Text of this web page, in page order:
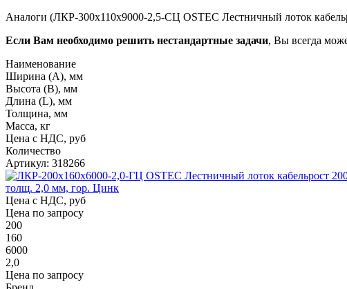
Аналоги (ЛКР-300х110х9000-2,5-СЦ OSTEC Лестничный лоток
Если Вам необходимо решить нестандартные задачи, Вы всегда
Наименование
Ширина (А), мм
Высота (В), мм
Длина (L), мм
Толщина, мм
Масса, кг
Цена с НДС, руб
Количество
Артикул: 318266
толщ. 2,0 мм, гор. Цинк
Цена с НДС, руб
Цена по запросу
200
160
6000
2,0
Цена по запросу